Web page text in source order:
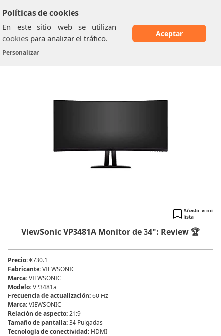
Políticas de cookies
En este sitio web se utilizan
cookies para analizar el tráfico.
Personalizar
Aceptar
Home/Monitores de 34 pulgadas
ViewSonic VP3481A Monitor de 34": Review 🏆
Añadir a mi
lista
Precio:€730.1
Fabricante:‎VIEWSONIC
Marca:‎VIEWSONIC
Modelo:‎VP3481a
Frecuencia de actualización:60 Hz
Marca:VIEWSONIC
Relación de aspecto:21:9
Tamaño de pantalla:34 Pulgadas
Tecnología de conectividad: HDMI